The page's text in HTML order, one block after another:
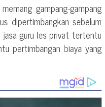
gampang-gampang
dipertimbangkan sebelum
jasa guru les privat tertentu
pertimbangan biaya yang